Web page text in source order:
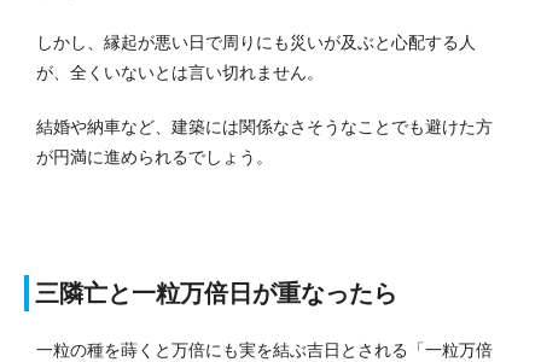
しかし、縁起が悪い日で周りにも災いが及ぶと心配する人
が、全くいないとは言い切れません。
結婚や納車など、建築には関係なさそうなことでも避けた方
が円満に進められるでしょう。
三隣亡と一粒万倍日が重なったら
一粒の種を蒔くと万倍にも実を結ぶ吉日とされる「一粒万倍